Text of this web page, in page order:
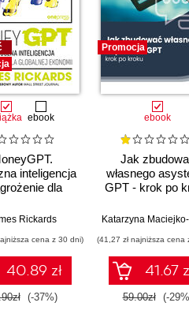
ebook
inteligencja
dla
Rickards
cena z 30 dni)
40.89 zł
(-37%)
Promocja
ebook
Jak
własnego
GPT - krok po
(41,27 zł najniższa cena
41.67
59.00zł (-